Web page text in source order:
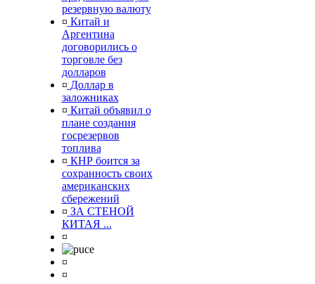
резервную валюту
¤ Китай и
Аргентина
договорились о
торговле без
долларов
¤ Доллар в
заложниках
¤ Китай объявил о
плане создания
госрезервов
топлива
¤ КНР боится за
сохранность своих
американских
сбережений
¤ ЗА СТЕНОЙ
КИТАЯ ...
¤
¤
¤